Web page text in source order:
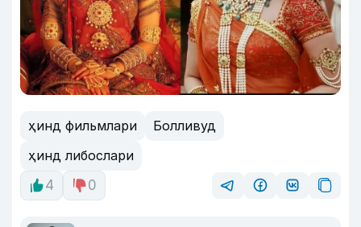
ҳинд фильмлари
Болливуд
ҳинд либослари
4
0